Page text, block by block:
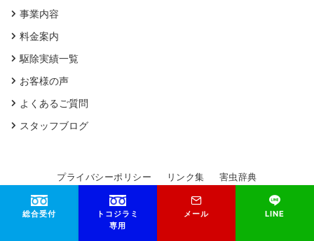
事業内容
料金案内
駆除実績一覧
お客様の声
よくあるご質問
スタッフブログ
プライバシーポリシー リンク集 害虫辞典
© 2026 大洋防疫研究所
総合受付
トコジラミ
専用
メール LINE